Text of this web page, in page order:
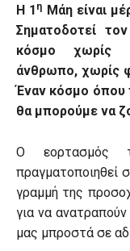
Η 1 η
Μάη είναι
Σηματοδοτεί
κόσμο χωρίς
άνθρωπο, χωρίς
Έναν κόσμο όπου
θα μπορούμε να
Ο εορτασμός
πραγματοποιηθεί
γραμμή της
για να
μας μπροστά σε